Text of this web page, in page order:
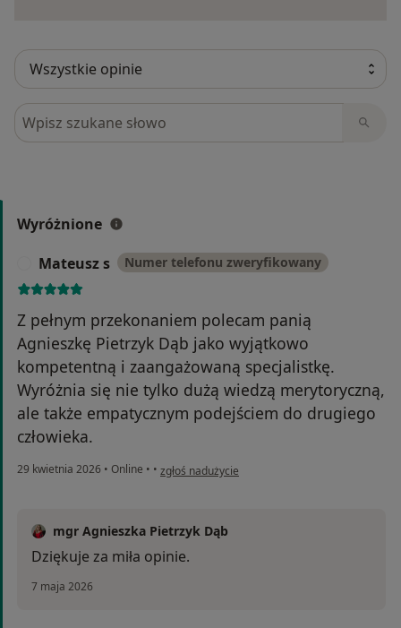
Szukaj w opiniach
Wyróżnione
Mateusz s Numer telefonu zweryfikowany
Z pełnym przekonaniem polecam panią
Agnieszkę Pietrzyk Dąb jako wyjątkowo
kompetentną i zaangażowaną specjalistkę.
Wyróżnia się nie tylko dużą wiedzą merytoryczną,
ale także empatycznym podejściem do drugiego
człowieka.
29 kwietnia 2026 • Online • • w opinii użytkownika Mateusz s
zgłoś nadużycie
mgr Agnieszka Pietrzyk Dąb
Dziękuje za miła opinie.
7 maja 2026